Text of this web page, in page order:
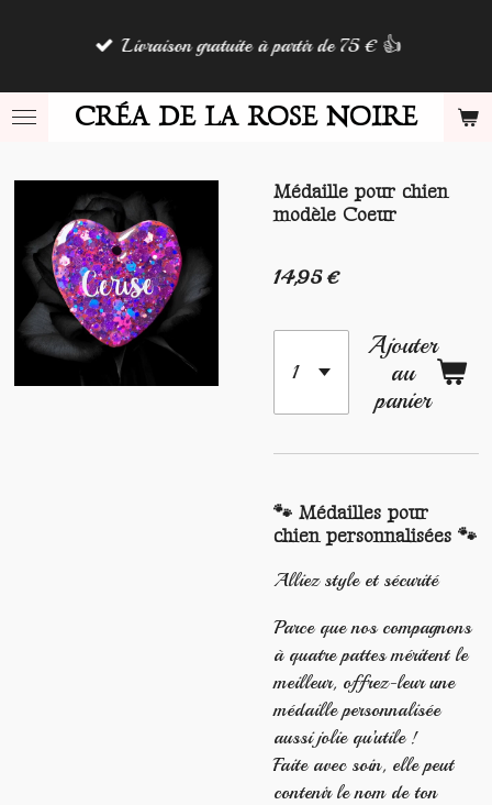
principalCRÉA DE LA ROSE NOIRE
Livraison gratuite à partir de 75 € 👍
Médaille pour chien
modèle Coeur
14,95 €
Ajouter
au
panier
🐾 Médailles pour
chien personnalisées 🐾
Alliez style et sécurité
Parce que nos compagnons
à quatre pattes méritent le
meilleur, offrez-leur une
médaille personnalisée
aussi jolie qu’utile !
Faite avec soin, elle peut
contenir le nom de ton